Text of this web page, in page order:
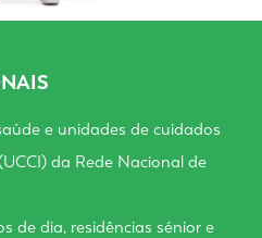
e unidades de cuidados
da Rede Nacional de
de dia, residências sénior e